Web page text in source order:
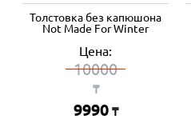
Толстовка без капюшона
Not Made For Winter
Цена:
10000
₸
9990 ₸